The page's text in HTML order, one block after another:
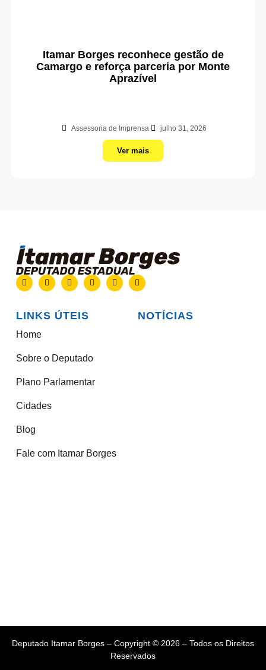
Itamar Borges reconhece gestão de
Camargo e reforça parceria por Monte
Aprazível
Assessoria de Imprensa julho 31, 2026
Ver mais
LINKS ÚTEIS
Home
Sobre o Deputado
Plano Parlamentar
Cidades
Blog
Fale com Itamar Borges
NOTÍCIAS
Deputado Itamar Borges – Copyright © 2026 – Todos os Direitos
Reservados